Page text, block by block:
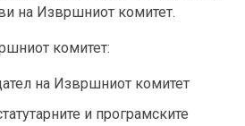
на Извршниот комитет.
комитет:
на Извршниот комитет
и програмските